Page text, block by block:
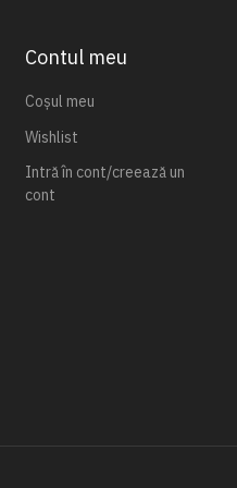
Contul meu
Coșul meu
Wishlist
Intră în cont/creează un
cont